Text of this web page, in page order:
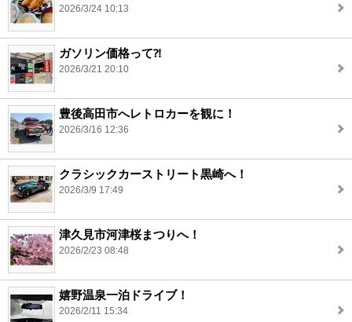
2026/3/24 10:13
ガソリン価格って⁈
2026/3/21 20:10
豊後高田市へレトロカーを観に！
2026/3/16 12:36
クラシックカーストリート黒崎へ！
2026/3/9 17:49
津久見市河津桜まつりへ！
2026/2/23 08:48
嬉野温泉一泊ドライブ！
2026/2/11 15:34